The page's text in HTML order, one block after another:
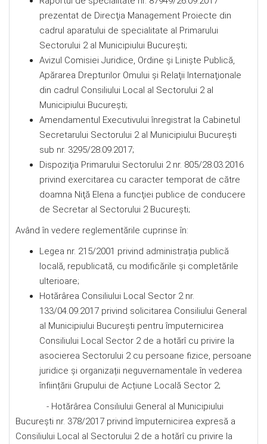
prezentat de Direcţia Management Proiecte din
cadrul aparatului de specialitate al Primarului
Sectorului 2 al Municipiului București;
Avizul Comisiei Juridice, Ordine şi Linişte Publică,
Apărarea Drepturilor Omului şi Relaţii Internaţionale
din cadrul Consiliului Local al Sectorului 2 al
Municipiului Bucureşti;
Amendamentul Executivului înregistrat la Cabinetul
Secretarului Sectorului 2 al Municipiului Bucureşti
sub nr. 3295/28.09.2017;
Dispoziţia Primarului Sectorului 2 nr. 805/28.03.2016
privind exercitarea cu caracter temporat de către
doamna Niţă Elena a funcţiei publice de conducere
de Secretar al Sectorului 2 Bucureşti;
Având în vedere reglementările cuprinse în:
Legea nr. 215/2001 privind administrația publică
locală, republicată, cu modificările și completările
ulterioare;
Hotărârea Consiliului Local Sector 2 nr.
133/04.09.2017 privind solicitarea Consiliului General
al Municipiului București pentru împuternicirea
Consiliului Local Sector 2 de a hotărî cu privire la
asocierea Sectorului 2 cu persoane fizice, persoane
juridice și organizații neguvernamentale în vederea
înființării Grupului de Acțiune Locală Sector 2;
- Hotărârea Consiliului General al Municipiului
București nr. 378/2017 privind împuternicirea expresă a
Consiliului Local al Sectorului 2 de a hotărî cu privire la